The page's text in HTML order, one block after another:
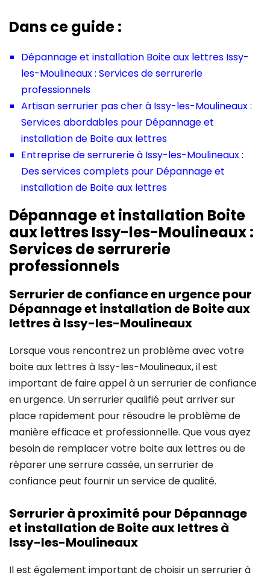
Dans ce guide :
Dépannage et installation Boite aux lettres Issy-
les-Moulineaux : Services de serrurerie
professionnels
Artisan serrurier pas cher à Issy-les-Moulineaux :
Services abordables pour Dépannage et
installation de Boite aux lettres
Entreprise de serrurerie à Issy-les-Moulineaux :
Des services complets pour Dépannage et
installation de Boite aux lettres
Dépannage et installation Boite
aux lettres Issy-les-Moulineaux :
Services de serrurerie
professionnels
Serrurier de confiance en urgence pour
Dépannage et installation de Boite aux
lettres à Issy-les-Moulineaux
Lorsque vous rencontrez un problème avec votre
boite aux lettres à Issy-les-Moulineaux, il est
important de faire appel à un serrurier de confiance
en urgence. Un serrurier qualifié peut arriver sur
place rapidement pour résoudre le problème de
manière efficace et professionnelle. Que vous ayez
besoin de remplacer votre boite aux lettres ou de
réparer une serrure cassée, un serrurier de
confiance peut fournir un service de qualité.
Serrurier à proximité pour Dépannage
et installation de Boite aux lettres à
Issy-les-Moulineaux
Il est également important de choisir un serrurier à